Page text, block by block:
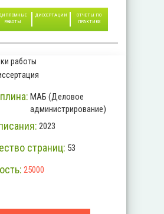
РАБОТЫ
ДИССЕРТАЦИИ
ОТЧЕТЫ ПО
ПРАКТИКЕ
работы
МАБ (Деловое
администрирование)
2023
страниц: 53
25000